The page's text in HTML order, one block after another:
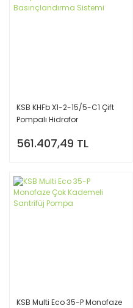
KSB KHFb X1-2-15/5-C1 Çift
Pompalı Hidrofor
561.407,49 TL
KSB Multi Eco 35-P Monofaze